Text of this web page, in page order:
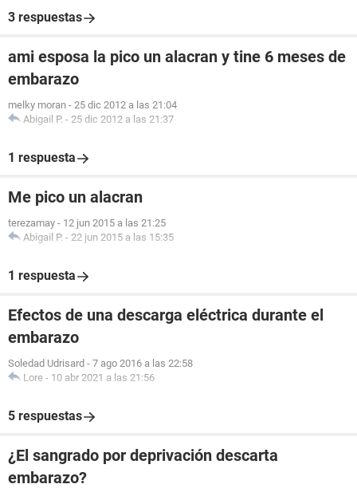
3 respuestas
ami esposa la pico un alacran y tine 6 meses de
embarazo
melky moran - 25 dic 2012 a las 21:04
Abigail P. - 25 dic 2012 a las 21:37
1 respuesta
Me pico un alacran
terezamay - 12 jun 2015 a las 21:25
Abigail P. - 22 jun 2015 a las 15:35
1 respuesta
Efectos de una descarga eléctrica durante el
embarazo
Soledad Udrisard - 7 ago 2016 a las 22:58
Lore - 10 abr 2021 a las 21:56
5 respuestas
¿El sangrado por deprivación descarta
embarazo?